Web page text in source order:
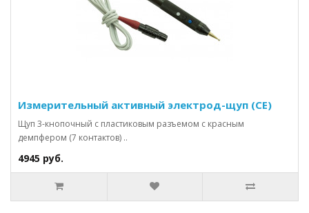
Измерительный активный электрод-щуп (СЕ)
Щуп 3-кнопочный с пластиковым разъемом с красным
демпфером (7 контактов) ..
4945 руб.